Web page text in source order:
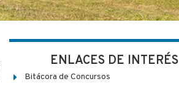
ENLACES DE INTERÉS
Bitácora de Concursos